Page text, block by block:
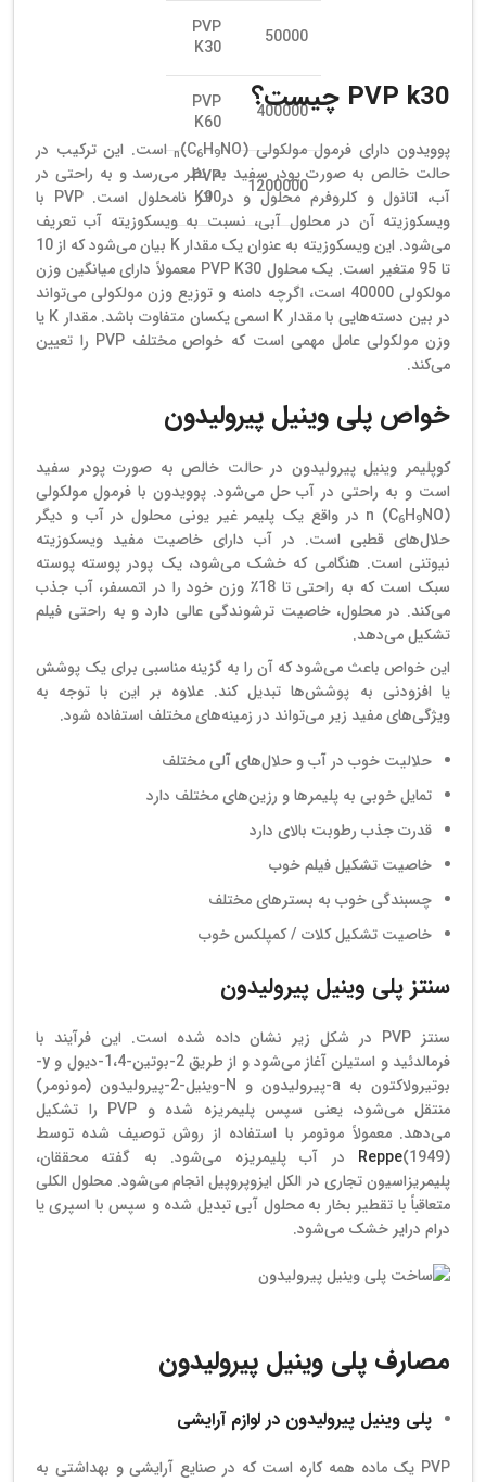
50000
PVP
K30
400000
PVP
K60
1200000
PVP
K90
PVP k30 چیست؟
پوویدون دارای فرمول مولکولی (C 6H9NO)
nاست. این ترکیب در
حالت خالص به صورت پودر سفید به نظر می‌رسد و به راحتی در
آب، اتانول و کلروفرم محلول و در اتر نامحلول است. PVP با
ویسکوزیته آن در محلول آبی، نسبت به ویسکوزیته آب تعریف
می‌شود. این ویسکوزیته به عنوان یک مقدار K بیان می‌شود که از 10
تا 95 متغیر است. یک محلول PVP K30 معمولاً دارای میانگین وزن
مولکولی 40000 است، اگرچه دامنه و توزیع وزن مولکولی می‌تواند
در بین دسته‌هایی با مقدار K اسمی یکسان متفاوت باشد. مقدار K یا
وزن مولکولی عامل مهمی است که خواص مختلف PVP را تعیین
می‌کند.
خواص پلی وینیل پیرولیدون
کوپلیمر وینیل پیرولیدون در حالت خالص به صورت پودر سفید
است و به راحتی در آب حل می‌شود. پوویدون با فرمول مولکولی
(C
6H9
NO) n در واقع یک پلیمر غیر یونی محلول در آب و دیگر
حلال‌های قطبی است. در آب دارای خاصیت مفید ویسکوزیته
نیوتنی است. هنگامی که خشک می‌شود، یک پودر پوسته پوسته
سبک است که به راحتی تا 18٪ وزن خود را در اتمسفر، آب جذب
می‌کند. در محلول، خاصیت ترشوندگی عالی دارد و به راحتی فیلم
تشکیل می‌دهد.
این خواص باعث می‌شود که آن را به گزینه مناسبی برای یک پوشش
یا افزودنی به پوشش‌ها تبدیل کند. علاوه بر این با توجه به
ویژگی‌های مفید زیر می‌تواند در زمینه‌های مختلف استفاده شود.
حلالیت خوب در آب و حلال‌های آلی مختلف
تمایل خوبی به پلیمرها و رزین‌های مختلف دارد
قدرت جذب رطوبت بالای دارد
خاصیت تشکیل فیلم خوب
چسبندگی خوب به بسترهای مختلف
خاصیت تشکیل کلات / کمپلکس خوب
سنتز پلی وینیل پیرولیدون
سنتز PVP در شکل زیر نشان داده شده است. این فرآیند با
فرمالدئید و استیلن آغاز می‌شود و از طریق 2-بوتین-1،4-دیول و y-
بوتیرولاکتون به a-پیرولیدون و N-وینیل-2-پیرولیدون (مونومر)
منتقل می‌شود، یعنی سپس پلیمریزه شده و PVP را تشکیل
می‌دهد. معمولاً مونومر با استفاده از روش توصیف شده توسط
Reppe (1949) در آب پلیمریزه می‌شود. به گفته محققان،
پلیمریزاسیون تجاری در الکل ایزوپروپیل انجام می‌شود. محلول الکلی
متعاقباً با تقطیر بخار به محلول آبی تبدیل شده و سپس با اسپری یا
درام درایر خشک می‌شود.
مصارف پلی وینیل پیرولیدون
پلی وینیل پیرولیدون در لوازم آرایشی
PVP یک ماده همه کاره است که در صنایع آرایشی و بهداشتی به